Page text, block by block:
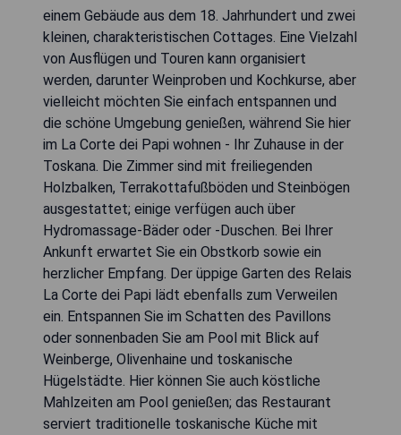
einem Gebäude aus dem 18. Jahrhundert und zwei
kleinen, charakteristischen Cottages. Eine Vielzahl
von Ausflügen und Touren kann organisiert
werden, darunter Weinproben und Kochkurse, aber
vielleicht möchten Sie einfach entspannen und
die schöne Umgebung genießen, während Sie hier
im La Corte dei Papi wohnen - Ihr Zuhause in der
Toskana. Die Zimmer sind mit freiliegenden
Holzbalken, Terrakottafußböden und Steinbögen
ausgestattet; einige verfügen auch über
Hydromassage-Bäder oder -Duschen. Bei Ihrer
Ankunft erwartet Sie ein Obstkorb sowie ein
herzlicher Empfang. Der üppige Garten des Relais
La Corte dei Papi lädt ebenfalls zum Verweilen
ein. Entspannen Sie im Schatten des Pavillons
oder sonnenbaden Sie am Pool mit Blick auf
Weinberge, Olivenhaine und toskanische
Hügelstädte. Hier können Sie auch köstliche
Mahlzeiten am Pool genießen; das Restaurant
serviert traditionelle toskanische Küche mit